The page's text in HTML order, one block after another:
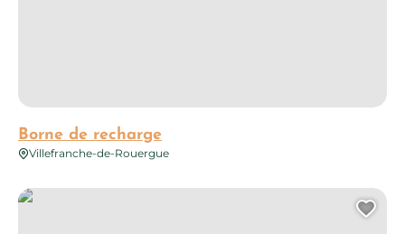
Borne de recharge
Villefranche-de-Rouergue
Borne de recharge